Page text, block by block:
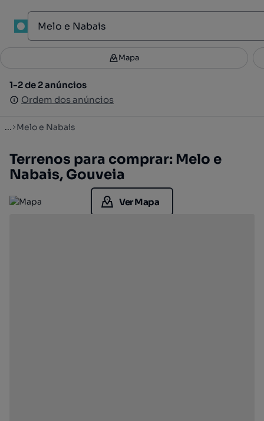
Filtros 2
1-2 de 2 anúncios
Ordem dos anúncios
Mapa
1-2 de 2 anúncios
Ordem dos anúncios
... Melo e Nabais
Terrenos para comprar: Melo e
Nabais, Gouveia
Ver Mapa